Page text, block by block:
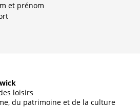
et prénom
loisirs
du patrimoine et de la culture